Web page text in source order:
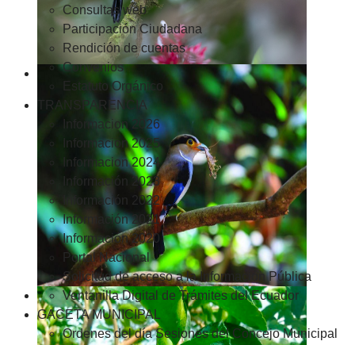
Consultas web
Participación Ciudadana
Rendición de cuentas
Convenios
Estatuto Orgánico
TRANSPARENCIA
Informacion 2026
Informacion 2025
Informacion 2024
Información 2023
Información 2022
Información 2021
Información 2020
Portal Nacional
Solicitud de acceso a la Información Pública
Ventanilla Digital de Trámites del Ecuador
GACETA MUNICIPAL
Ordenes del día Sesiones del Concejo Municipal